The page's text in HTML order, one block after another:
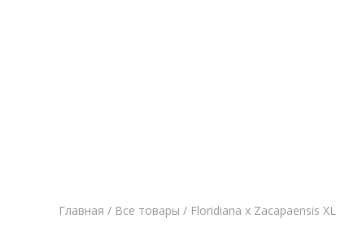
Главная / Все товары / Floridiana x Zacapaensis XL